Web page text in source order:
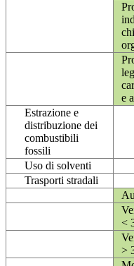
e
Estrazione e
distribuzione dei
combustibili
fossili
Uso di solventi
Trasporti stradali
<
>